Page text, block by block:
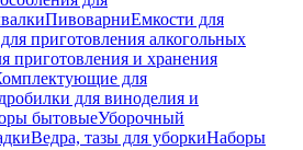
ПивоварниЕмкости для
приготовления алкогольных
приготовления и хранения
для
для виноделия и
бытовыеУборочный
Ведра, тазы для уборкиНаборы